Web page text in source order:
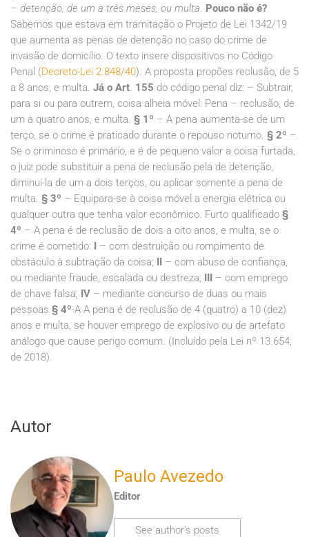
– detenção, de um a três meses, ou multa. Pouco não é?
Sabemos que estava em tramitação o Projeto de Lei 1342/19
que aumenta as penas de detenção no caso do crime de
invasão de domicílio. O texto insere dispositivos no Código
Penal (Decreto-Lei 2.848/40). A proposta propões reclusão, de 5
a 8 anos, e multa. Já o Art. 155 do código penal diz: – Subtrair,
para si ou para outrem, coisa alheia móvel: Pena – reclusão, de
um a quatro anos, e multa. § 1º – A pena aumenta-se de um
terço, se o crime é praticado durante o repouso noturno. § 2º –
Se o criminoso é primário, e é de pequeno valor a coisa furtada,
o juiz pode substituir a pena de reclusão pela de detenção,
diminuí-la de um a dois terços, ou aplicar somente a pena de
multa. § 3º – Equipara-se à coisa móvel a energia elétrica ou
qualquer outra que tenha valor econômico. Furto qualificado §
4º – A pena é de reclusão de dois a oito anos, e multa, se o
crime é cometido:
– com destruição ou rompimento de
obstáculo à subtração da coisa;
– com abuso de confiança,
ou mediante fraude, escalada ou destreza;
– com emprego
de chave falsa; IV – mediante concurso de duas ou mais
pessoas § 4º-A A pena é de reclusão de 4 (quatro) a 10 (dez)
anos e multa, se houver emprego de explosivo ou de artefato
análogo que cause perigo comum. (Incluído pela Lei nº 13.654,
de 2018).
Autor
Paulo Avezedo
Editor
See author's posts